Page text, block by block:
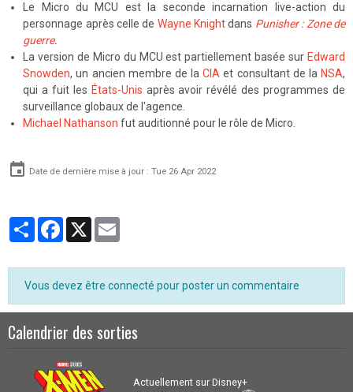
Le Micro du MCU est la seconde incarnation live-action du
personnage après celle de Wayne Knightdans Punisher : Zone de
guerre.
La version de Micro du MCU est partiellement basée sur Edward
Snowden, un ancien membre de laCIA et consultant de la NSA,
qui a fuit les États-Unis après avoir révélé des programmes de
surveillance globaux de l'agence.
Michael Nathanson fut auditionné pour le rôle de Micro.
Date de dernière mise à jour : Tue 26 Apr 2022
PartagerFacebook
X
Vous devez être connecté pour poster un commentaire
Calendrier des sorties
Actuellement sur Disney+